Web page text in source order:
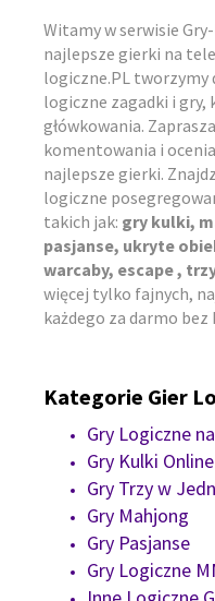
Witamy w serwisie
najlepsze gierki na
logiczne.PL tworzymy
logiczne zagadki i gry,
główkowania.
komentowania i
najlepsze gierki.
logiczne
takich jak: gry kulki,
pasjanse, ukryte
warcaby, escape ,
więcej tylko fajnych,
każdego za darmo
Kategorie Gier
Gry Logiczne
Gry Kulki Online
Gry Trzy w
Gry Mahjong
Gry Pasjanse
Gry Logiczne